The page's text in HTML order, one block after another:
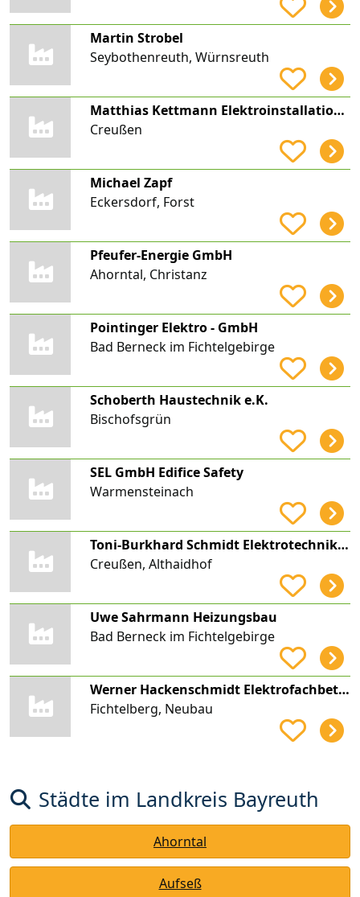
Martin Strobel
Seybothenreuth, Würnsreuth
Matthias Kettmann Elektroinstallation SoTech
Creußen
Michael Zapf
Eckersdorf, Forst
Pfeufer-Energie GmbH
Ahorntal, Christanz
Pointinger Elektro - GmbH
Bad Berneck im Fichtelgebirge
Schoberth Haustechnik e.K.
Bischofsgrün
SEL GmbH Edifice Safety
Warmensteinach
Toni-Burkhard Schmidt Elektrotechnik-Schmidt
Creußen, Althaidhof
Uwe Sahrmann Heizungsbau
Bad Berneck im Fichtelgebirge
Werner Hackenschmidt Elektrofachbetrieb
Fichtelberg, Neubau
Städte im Landkreis Bayreuth
Ahorntal
Aufseß